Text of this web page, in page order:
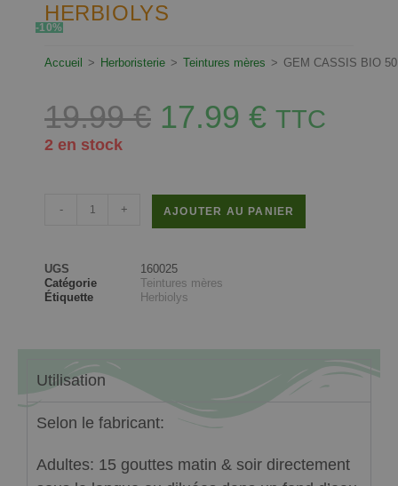
-10%
HERBIOLYS
Accueil > Herboristerie > Teintures mères > GEM CASSIS BIO
19.99€ 17.99 € TTC
2 en stock
- + AJOUTER AU PANIER
UGS
160025
Catégorie
Teintures mères
Étiquette
Herbiolys
Utilisation
Selon le fabricant:
Adultes: 15 gouttes matin & soir directement